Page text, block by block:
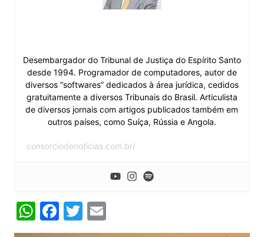
Desembargador do Tribunal de Justiça do Espírito Santo
desde 1994. Programador de computadores, autor de
diversos “softwares” dedicados à área jurídica, cedidos
gratuitamente a diversos Tribunais do Brasil. Articulista
de diversos jornais com artigos publicados também em
outros países, como Suíça, Rússia e Angola.
consorciodenoticias.com.br/
W
h
F
a
T
w
E
m